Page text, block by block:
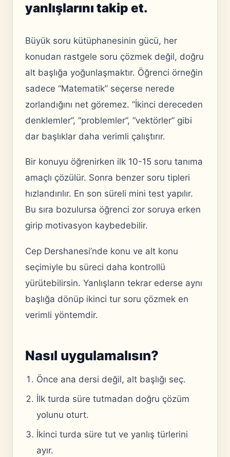
yanlışlarını takip et.
Büyük soru kütüphanesinin gücü, her
konudan rastgele soru çözmek değil, doğru
alt başlığa yoğunlaşmaktır. Öğrenci örneğin
sadece “Matematik” seçerse nerede
zorlandığını net göremez. “İkinci dereceden
denklemler”, “problemler”, “vektörler” gibi
dar başlıklar daha verimli çalıştırır.
Bir konuyu öğrenirken ilk 10-15 soru tanıma
amaçlı çözülür. Sonra benzer soru tipleri
hızlandırılır. En son süreli mini test yapılır.
Bu sıra bozulursa öğrenci zor soruya erken
girip motivasyon kaybedebilir.
Cep Dershanesi’nde konu ve alt konu
seçimiyle bu süreci daha kontrollü
yürütebilirsin. Yanlışların tekrar ederse aynı
başlığa dönüp ikinci tur soru çözmek en
verimli yöntemdir.
Nasıl uygulamalısın?
Önce ana dersi değil, alt başlığı seç.
İlk turda süre tutmadan doğru çözüm
yolunu oturt.
İkinci turda süre tut ve yanlış türlerini
ayır.